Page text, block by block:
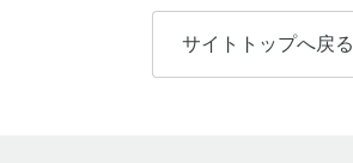
サイトトップへ戻る